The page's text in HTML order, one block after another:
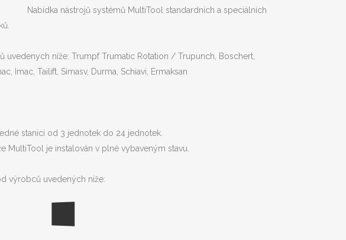
Nabídka nástrojů systémů MultiTool standardních a speciálních
uvedenych níže: Trumpf Trumatic Rotation / Trupunch, Boschert,
Imac, Tailift, Simasv, Durma, Schiavi, Ermaksan
stanicí od 3 jednotek do 24 jednotek.
MultiTool je instalován v plné vybaveným stavu.
výrobců uvedených níže: